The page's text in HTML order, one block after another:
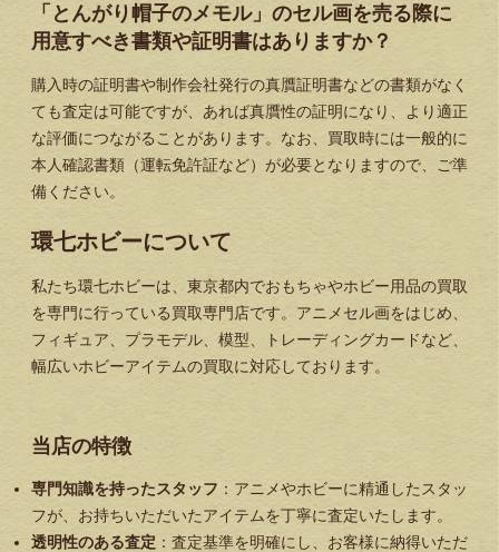
「とんがり帽子のメモル」のセル画を売る際に
用意すべき書類や証明書はありますか？
購入時の証明書や制作会社発行の真贋証明書などの書類がなく
ても査定は可能ですが、あれば真贋性の証明になり、より適正
な評価につながることがあります。なお、買取時には一般的に
本人確認書類（運転免許証など）が必要となりますので、ご準
備ください。
環七ホビーについて
私たち環七ホビーは、東京都内でおもちゃやホビー用品の買取
を専門に行っている買取専門店です。アニメセル画をはじめ、
フィギュア、プラモデル、模型、トレーディングカードなど、
幅広いホビーアイテムの買取に対応しております。
当店の特徴
専門知識を持ったスタッフ ：アニメやホビーに精通したスタッ
フが、お持ちいただいたアイテムを丁寧に査定いたします。
透明性のある査定 ：査定基準を明確にし、お客様に納得いただ